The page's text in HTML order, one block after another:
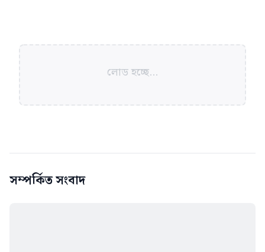
লোড হচ্ছে...
সম্পর্কিত সংবাদ